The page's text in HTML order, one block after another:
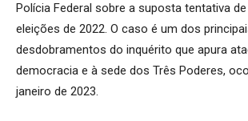
Polícia Federal sobre a suposta tentativa
eleições de 2022. O caso é um dos
desdobramentos do inquérito que apura
democracia e à sede dos Três Poderes,
janeiro de 2023.